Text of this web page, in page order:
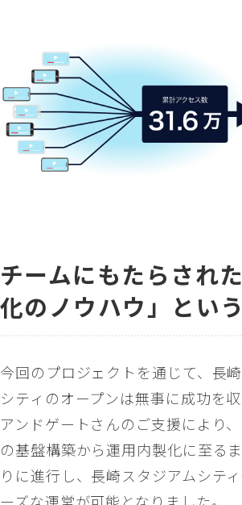
チームにもたらされ
化のノウハウ」とい
今回のプロジェクトを通じて、長
シティのオープンは無事に成功を収
アンドゲートさんのご支援により
の基盤構築から運用内製化に至る
りに進行し、長崎スタジアムシテ